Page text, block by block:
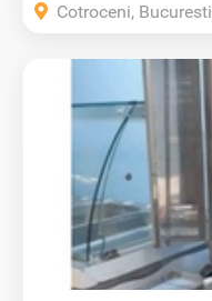
Cotroceni, Bucuresti